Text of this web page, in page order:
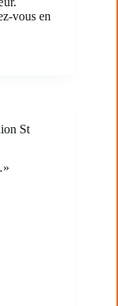
vous en
St